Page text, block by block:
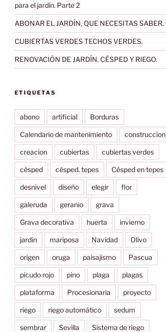
para el jardín. Parte 2
ABONAR EL JARDÍN, QUE NECESITAS SABER.
CUBIERTAS VERDES TECHOS VERDES.
RENOVACIÓN DE JARDÍN. CÉSPED Y RIEGO.
ETIQUETAS
abono artificial Borduras
Calendario de mantenimiento construccion
creacion cubiertas cubiertas verdes
césped césped. tepes Césped en tepes
desnivel diseño elegir flor
galeruda geranio grava
Grava decorativa huerta invierno
jardin mariposa Navidad Olivo
origen oruga paisajismo Pascua
picudo rojo pino plaga plagas
plataforma Procesionaria proyecto
riego riego automático sedum
sembrar Sevilla Sistema de riego